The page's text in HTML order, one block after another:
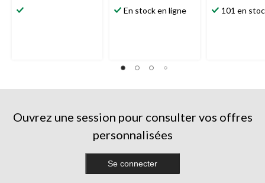
En stock en ligne 101 en
Ouvrez une session pour consulter vos offres
personnalisées
Se connecter